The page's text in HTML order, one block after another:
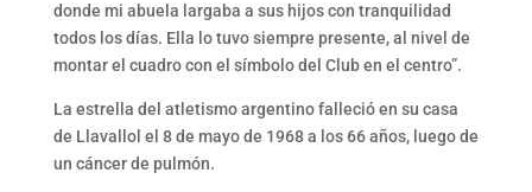
donde mi abuela largaba a sus hijos con tranquilidad
todos los días. Ella lo tuvo siempre presente, al nivel de
montar el cuadro con el símbolo del Club en el centro”.
La estrella del atletismo argentino falleció en su casa
de Llavallol el 8 de mayo de 1968 a los 66 años, luego de
un cáncer de pulmón.